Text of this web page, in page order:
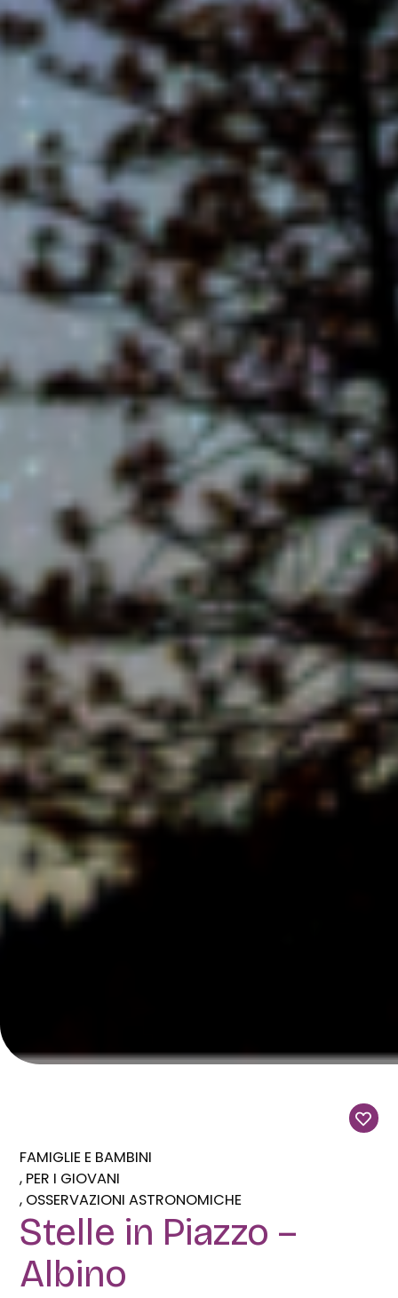
FAMIGLIE E BAMBINI
PER I GIOVANI
OSSERVAZIONI ASTRONOMICHE
Stelle in Piazzo –
Albino